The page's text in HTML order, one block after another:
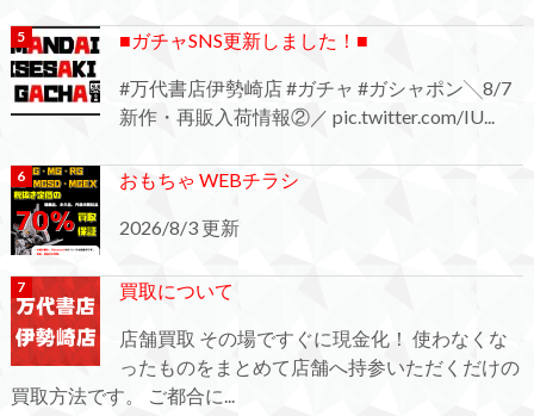
■ガチャSNS更新しました！■
#万代書店伊勢崎店 #ガチャ #ガシャポン╲8/7
新作・再販入荷情報②／ pic.twitter.com/IU...
おもちゃ WEBチラシ
2026/8/3 更新
買取について
店舗買取 その場ですぐに現金化！ 使わなくな
ったものをまとめて店舗へ持参いただくだけの
買取方法です。 ご都合に...